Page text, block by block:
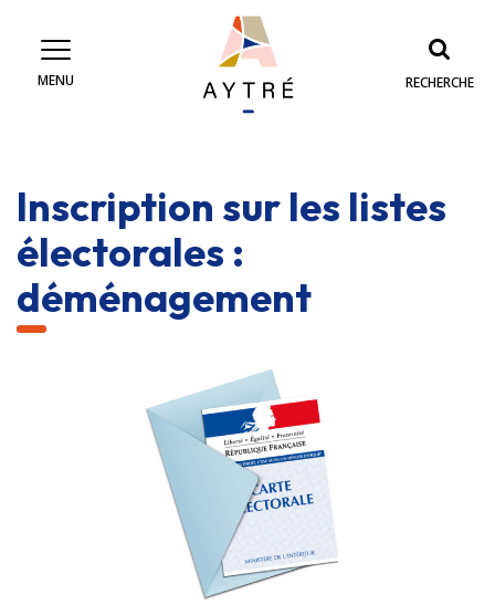
MENU RECHERCHE
Inscription sur les listes
électorales :
déménagement